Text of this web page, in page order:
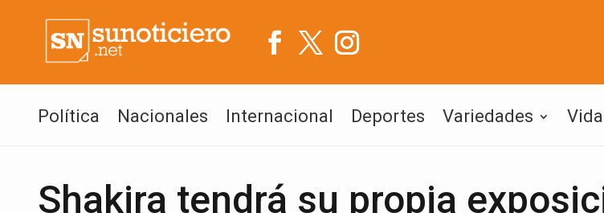
Política Nacionales Internacional Deportes Variedades
Shakira tendrá su propia